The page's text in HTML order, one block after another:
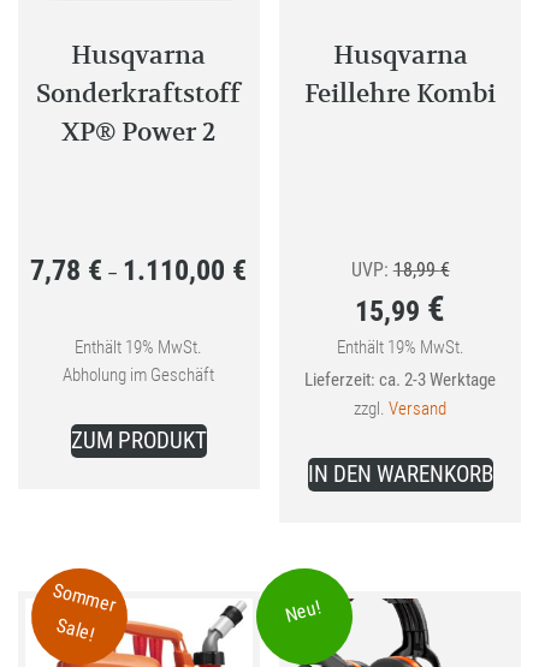
gewählt
werden
gewählt
Husqvarna
Sonderkraftstoff
XP® Power 2
7,78 € – 1.110,00 €
1.110,00 €
Enthält 19% MwSt.
Abholung im Geschäft
ZUM PRODUKTProdukt
Die
Optionen
Husqvarna
Feillehre Kombi
UVP: 18,99€
war:
18,99 €
15,99 €
Aktueller
Preis
15,99 €.
Enthält 19% MwSt.
Lieferzeit: ca. 2-3 Werktage
zzgl.Versand
IN DEN WARENKORB
Sommer
Sale!
Neu!